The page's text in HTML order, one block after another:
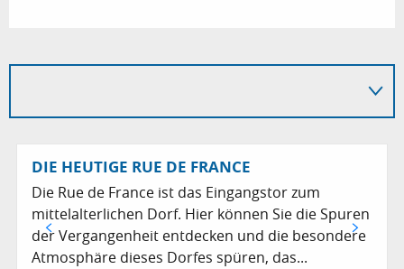
DIE HEUTIGE RUE DE FRANCE
Die Rue de France ist das Eingangstor zum
mittelalterlichen Dorf. Hier können Sie die Spuren
der Vergangenheit entdecken und die besondere
Atmosphäre dieses Dorfes spüren, das...